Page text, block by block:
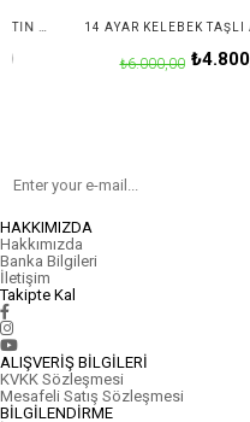
14 AYAR YUVARLAK TAŞLI ALTIN KOLYE UCU
₺4.800,00
₺6.000,00
HAKKIMIZDA
Hakkımızda
Banka Bilgileri
İletişim
Takipte Kal
ALIŞVERİŞ BİLGİLERİ
KVKK Sözleşmesi
Mesafeli Satış Sözleşmesi
BİLGİLENDİRME